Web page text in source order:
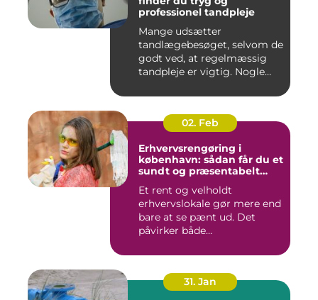
professionel tandpleje
Mange udsætter
tandlægebesøget, selvom de
godt ved, at regelmæssig
tandpleje er vigtig. Nogle
02. Feb
Erhvervsrengøring i
københavn: sådan får du et
sundt og præsentabelt
Et rent og velholdt
erhvervslokale gør mere end
bare at se pænt ud. Det
påvirker både
31. Jan